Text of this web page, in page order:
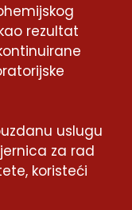
rezultat
uslugu
za rad
koristeći